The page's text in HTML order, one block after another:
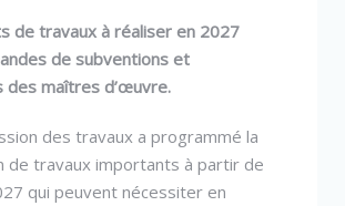
de travaux à réaliser en 2027
de subventions et
des maîtres d’œuvre.
des travaux a programmé la
de travaux importants à partir de
qui peuvent nécessiter en